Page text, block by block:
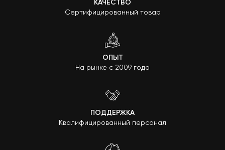
КАЧЕСТВО
Сертифицированный товар
ОПЫТ
На рынке с 2009 года
ПОДДЕРЖКА
Квалифицированный персонал